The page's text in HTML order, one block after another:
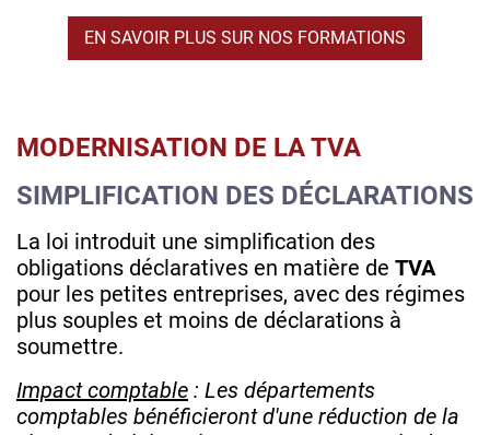
EN SAVOIR PLUS SUR NOS FORMATIONS
MODERNISATION DE LA TVA
SIMPLIFICATION DES DÉCLARATIONS
La loi introduit une simplification des
obligations déclaratives en matière de TVA
pour les petites entreprises, avec des régimes
plus souples et moins de déclarations à
soumettre.
Impact comptable : Les départements
comptables bénéficieront d'une réduction de la